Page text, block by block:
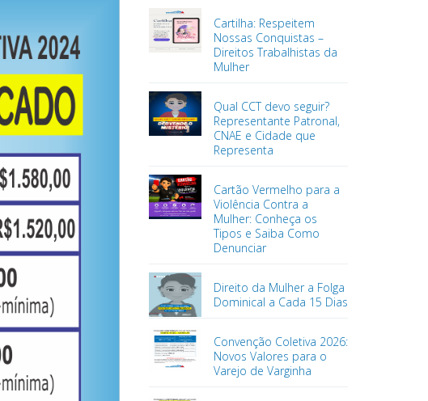
Cartilha: Respeitem
Nossas Conquistas –
Direitos Trabalhistas da
Mulher
Qual CCT devo seguir?
Representante Patronal,
CNAE e Cidade que
Representa
Cartão Vermelho para a
Violência Contra a
Mulher: Conheça os
Tipos e Saiba Como
Denunciar
Direito da Mulher a Folga
Dominical a Cada 15 Dias
Convenção Coletiva 2026:
Novos Valores para o
Varejo de Varginha